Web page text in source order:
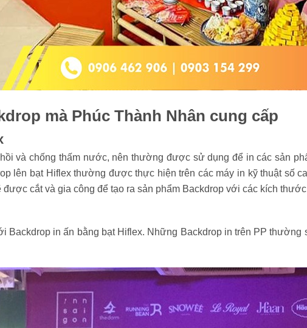
mà Phúc Thành Nhân cung cấp
và chống thấm nước, nên thường được sử dụng để in các sản
lên bạt Hiflex thường được thực hiện trên các máy in kỹ thuật số
được cắt và gia công để tạo ra sản phẩm Backdrop với các kích
Backdrop in ấn bằng bạt Hiflex. Những Backdrop in trên PP